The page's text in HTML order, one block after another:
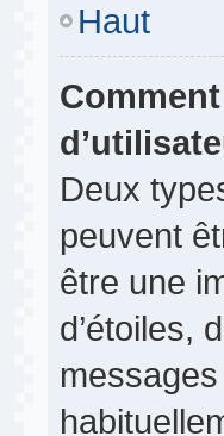
Haut
Deux
peuvent
être une
d’étoiles,